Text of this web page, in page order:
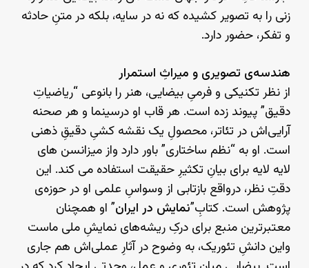
زنی را به تصویر کشیده که نه در سایه، بلکه در متنِ حادثه
و تفکر، حضور دارد.
هندسه‌ی تصویری و میراثِ استمرار
از نظر تکنیکی و فرمیِ بیضایی، هنر را بانوعی “ریاضیاتِ
دقیق” پیوند زده است. هر قاب او درسینما و هر صحنه
آرایی‌اش در تئاتر، محصولِ یک نقشه‌ کشیِ دقیقِ ذهنی
است. او به “نظم ساختاری” باور دارد واز میزانسن های
لایه لایه برای بیانِ تکثیرِ حقیقت استفاده می کند. این
دقتِ نظر، درواقع بازتابی از وسواسِ علمی او در حوزه‌ی
پژوهش است. کتابِ”نمایش در ایران” او همچنان
معتبرترین منبع برای درکِ ریشه‌های نمایشِ ملی ماست
واین دانشِ تئوریک، به وضوح در آثارِ عملی‌اش هم جاری